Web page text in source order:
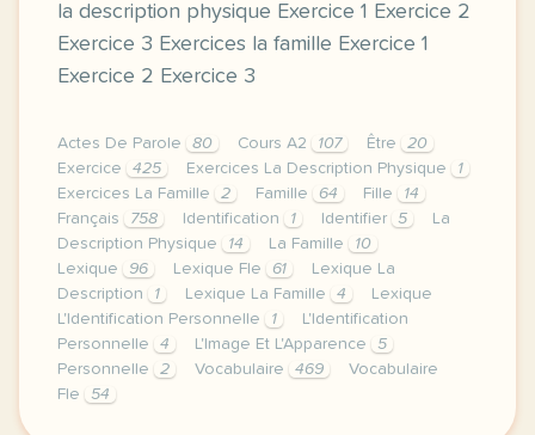
la description physique Exercice 1 Exercice 2
Exercice 3 Exercices la famille Exercice 1
Exercice 2 Exercice 3
Actes De Parole 80 Cours A2 107 Être
20
Exercice
425 Exercices La Description Physique
1
Exercices La Famille
2 Famille 64 Fille
14
Français
758 Identification 1 Identifier 5
La
Description Physique
14 La Famille
10
Lexique
96 Lexique Fle 61
Lexique La
Description
1 Lexique La Famille 4
Lexique
L'Identification Personnelle
1
L'Identification
Personnelle
4 L'Image Et L'Apparence
5
Personnelle
2 Vocabulaire 469
Vocabulaire
Fle
54
image pixabay comcette derniere semaine de